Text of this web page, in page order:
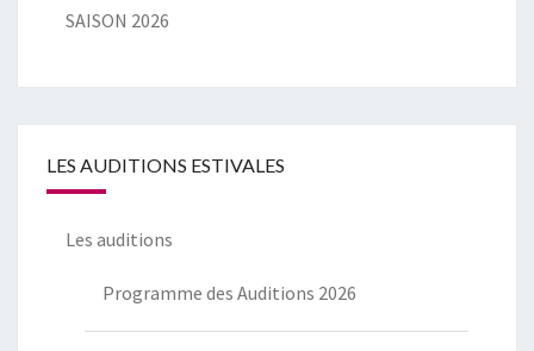
SAISON 2026
LES AUDITIONS ESTIVALES
Les auditions
Programme des Auditions 2026